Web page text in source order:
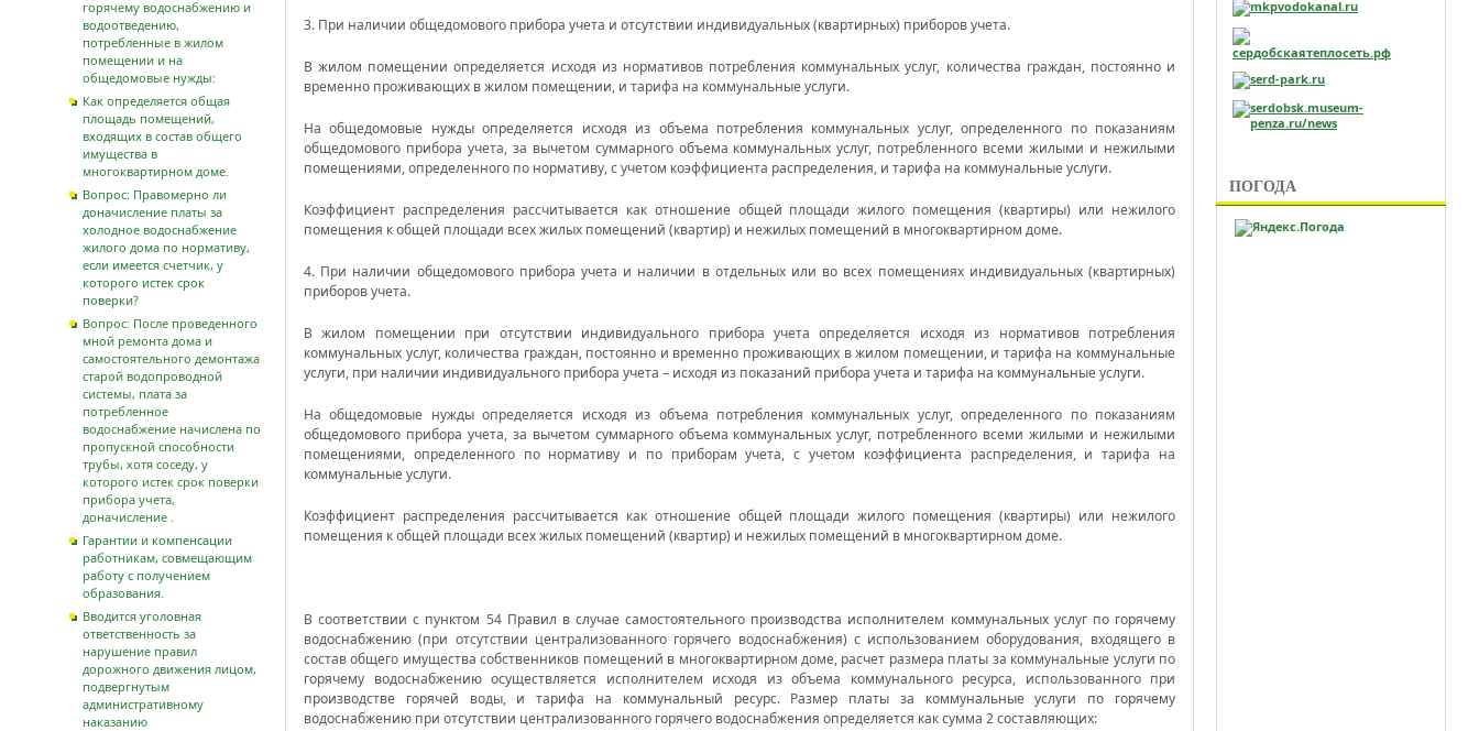
3. При наличии общедомового прибора учета и отсутствии индивидуальных (квартирных) приборов учета.
В жилом помещении определяется исходя из нормативов потребления коммунальных услуг, количества граждан, постоянно и
временно проживающих в жилом помещении, и тарифа на коммунальные услуги.
На общедомовые нужды определяется исходя из объема потребления коммунальных услуг, определенного по показаниям
общедомового прибора учета, за вычетом суммарного объема коммунальных услуг, потребленного всеми жилыми и нежилыми
помещениями, определенного по нормативу, с учетом коэффициента распределения, и тарифа на коммунальные услуги.
Коэффициент распределения рассчитывается как отношение общей площади жилого помещения (квартиры) или нежилого
помещения к общей площади всех жилых помещений (квартир) и нежилых помещений в многоквартирном доме.
4. При наличии общедомового прибора учета и наличии в отдельных или во всех помещениях индивидуальных (квартирных)
приборов учета.
В жилом помещении при отсутствии индивидуального прибора учета определяется исходя из нормативов потребления
коммунальных услуг, количества граждан, постоянно и временно проживающих в жилом помещении, и тарифа на коммунальные
услуги, при наличии индивидуального прибора учета – исходя из показаний прибора учета и тарифа на коммунальные услуги.
На общедомовые нужды определяется исходя из объема потребления коммунальных услуг, определенного по показаниям
общедомового прибора учета, за вычетом суммарного объема коммунальных услуг, потребленного всеми жилыми и нежилыми
помещениями, определенного по нормативу и по приборам учета, с учетом коэффициента распределения, и тарифа на
коммунальные услуги.
Коэффициент распределения рассчитывается как отношение общей площади жилого помещения (квартиры) или нежилого
помещения к общей площади всех жилых помещений (квартир) и нежилых помещений в многоквартирном доме.
В соответствии с пунктом 54 Правил в случае самостоятельного производства исполнителем коммунальных услуг по горячему
водоснабжению (при отсутствии централизованного горячего водоснабжения) с использованием оборудования, входящего в
состав общего имущества собственников помещений в многоквартирном доме, расчет размера платы за коммунальные услуги по
горячему водоснабжению осуществляется исполнителем исходя из объема коммунального ресурса, использованного при
производстве горячей воды, и тарифа на коммунальный ресурс. Размер платы за коммунальные услуги по горячему
водоснабжению при отсутствии централизованного горячего водоснабжения определяется как сумма 2 составляющих:
горячему водоснабжению и
водоотведению,
потребленные в жилом
помещении и на
общедомовые нужды:
Как определяется общая
площадь помещений,
входящих в состав общего
имущества в
многоквартирном доме.
Вопрос: Правомерно ли
доначисление платы за
холодное водоснабжение
жилого дома по нормативу,
если имеется счетчик, у
которого истек срок
поверки?
Вопрос: После проведенного
мной ремонта дома и
самостоятельного демонтажа
старой водопроводной
системы, плата за
потребленное
водоснабжение начислена по
пропускной способности
трубы, хотя соседу, у
которого истек срок поверки
прибора учета,
доначисление .
Гарантии и компенсации
работникам, совмещающим
работу с получением
образования.
Вводится уголовная
ответственность за
нарушение правил
дорожного движения лицом,
подвергнутым
административному
наказанию
ПОГОДА